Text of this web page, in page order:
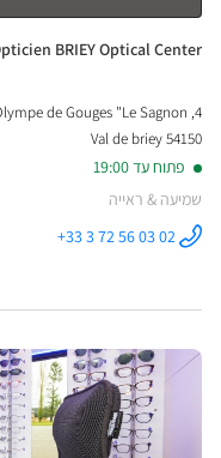
חנות:
BRIEY Optical Center
4, rue Olympe de Gouges "Le Sagnon"
54150 Val de briey
פתוח עד 19:00
שמיעה & ראייה
התקשר לחנות
Center ב
+33 3 72 56 03 02
לחץ
ENTER
למידע